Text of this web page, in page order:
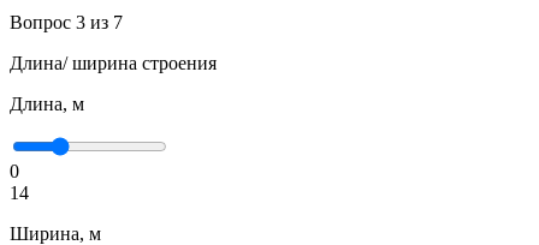
Вопрос 3 из 7
Длина/ ширина строения
Длина, м
0
14
Ширина, м